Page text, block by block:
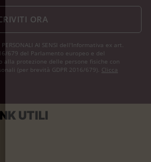
AI SENSI dell'Informativa ex art.
679 del Parlamento europeo e del
alla protezione delle persone fisiche con
(per brevità GDPR 2016/679). Clicca
ORA
UTILI